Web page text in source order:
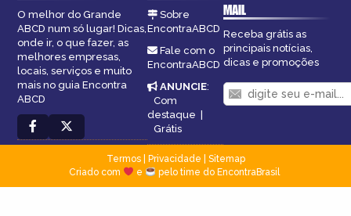
O melhor do Grande
ABCD num só lugar! Dicas,
onde ir, o que fazer, as
melhores empresas,
locais, serviços e muito
mais no guia Encontra
ABCD
Sobre
EncontraABCD
Fale com o
EncontraABCD
ANUNCIE:
Com
destaque |
Grátis
MAIL
Receba grátis as
principais notícias,
dicas e promoções
Termos| Privacidade
Sitemap
Criado com
e pelo time do EncontraBrasil